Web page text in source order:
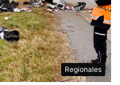
Regionales